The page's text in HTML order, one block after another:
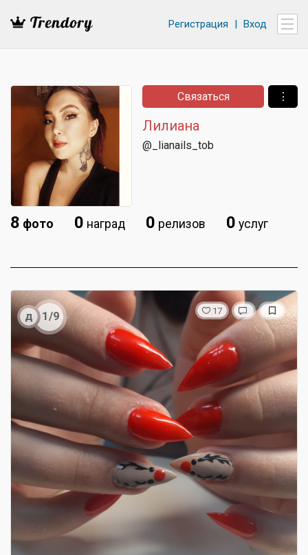
Регистрация | Вход
@_lianails_tob
Лилиана
Связаться ⋮
8 фото 0 наград 0 релизов 0 услуг
д 1/9 17